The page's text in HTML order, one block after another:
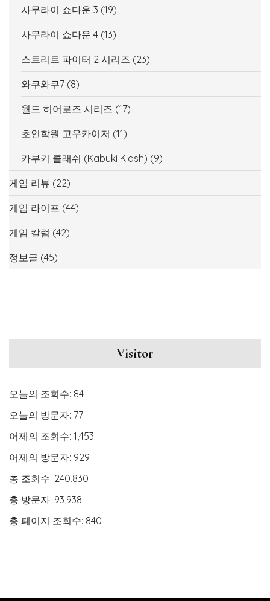
사무라이 쇼다운 3 (19)
사무라이 쇼다운 4 (13)
스트리트 파이터 2 시리즈 (23)
와쿠와쿠7 (8)
월드 히어로즈 시리즈 (17)
초인학원 고우카이저 (11)
카부키 클래쉬 (Kabuki Klash) (9)
게임 리뷰 (22)
게임 라이프 (44)
게임 칼럼 (42)
정보글 (45)
Visitor
오늘의 조회수: 84
오늘의 방문자: 77
어제의 조회수: 1,453
어제의 방문자: 929
총 조회수: 240,830
총 방문자: 93,938
총 페이지 조회수: 840